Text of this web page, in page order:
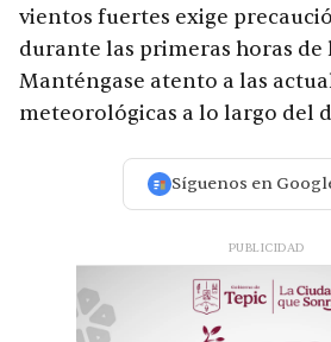
vientos fuertes exige
durante las primeras horas de
Manténgase atento a las
meteorológicas a lo largo del
Síguenos en
PUBLICIDAD